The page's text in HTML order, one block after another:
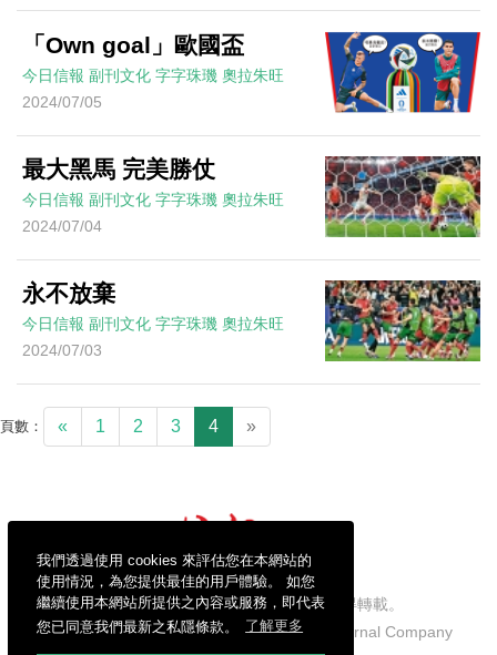
我們透過使用 cookies 來評估您在本網站的
使用情況，為您提供最佳的用戶體驗。 如您
繼續使用本網站所提供之內容或服務，即代表
您已同意我們最新之私隱條款。
了解更多
「Own goal」歐國盃
今日信報 副刊文化 字字珠璣 奧拉朱旺
2024/07/05
最大黑馬 完美勝仗
今日信報 副刊文化 字字珠璣 奧拉朱旺
2024/07/04
永不放棄
今日信報 副刊文化 字字珠璣 奧拉朱旺
2024/07/03
頁數： « 1 2 3 4 »
信報財經新聞有限公司版權所有，不得轉載。
Copyright © 2026 Hong Kong Economic Journal Company